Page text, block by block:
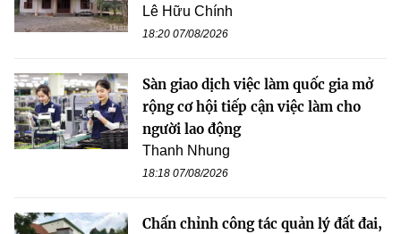
Lê Hữu Chính
18:20 07/08/2026
Sàn giao dịch việc làm quốc gia mở
rộng cơ hội tiếp cận việc làm cho
người lao động
Thanh Nhung
18:18 07/08/2026
Chấn chỉnh công tác quản lý đất đai,